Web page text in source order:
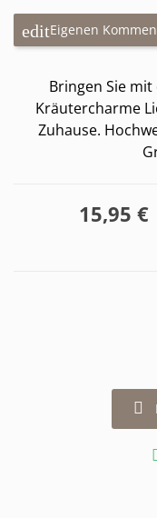
Eigenen
Bringen Sie
Kräutercharme
Zuhause.
15,95 €
